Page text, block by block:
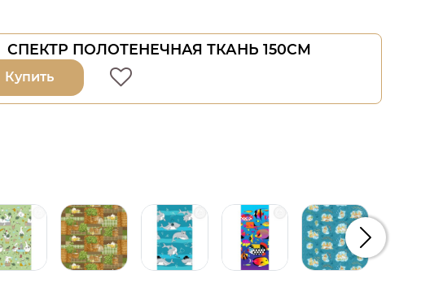
СПЕКТР ПОЛОТЕНЕЧНАЯ ТКАНЬ 150СМ
Купить